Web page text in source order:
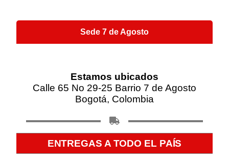
Sede 7 de Agosto
Estamos ubicados
Calle 65 No 29-25 Barrio 7 de Agosto
Bogotá, Colombia
ENTREGAS A TODO EL PAÍS